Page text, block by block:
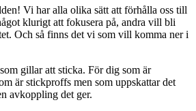
Vi har alla olika sätt att förhålla oss till
klurigt att fokusera på, andra vill bli
Och så finns det vi som vill komma ner i
gillar att sticka. För dig som är
är stickproffs men som uppskattar det
avkoppling det ger.